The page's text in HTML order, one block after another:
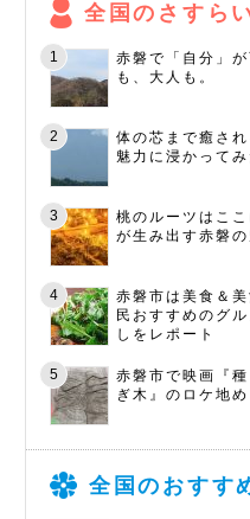
全国のさすら
赤磐で「自分」
も、大人も。
体の芯まで癒さ
魅力に浸かってみ
桃のルーツはこ
が生み出す赤磐の
赤磐市は美食＆
民おすすめのグ
しをレポート
赤磐市で映画『
ぎ木』のロケ地め
全国のおすす